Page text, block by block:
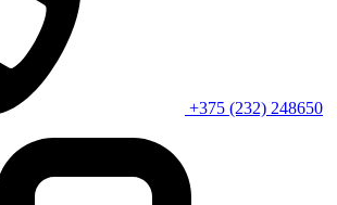
+375 (232) 248650